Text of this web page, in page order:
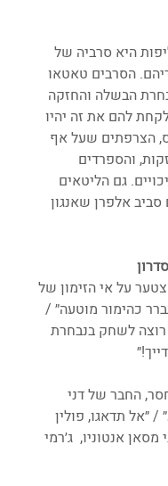
היא סרביה של
הסרבים טאטאו
הבשלה והחזקה
להם את זה יהיו
הצרפתים שעל אף
והספרדים
גם הליטאים
אלפרן שאנגון
על אי הזימון של
כהימור מוטעה״ /
רוצה לשחק בנבחרת
החבר של דני
״אל תדאגו, פולין
אנטוניו,  ג׳רמי